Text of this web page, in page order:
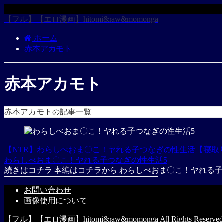
【フル】【エロ漫画】hitomi&raw&momonga
ホーム
赤本アカモト
赤本アカモト
赤本アカモトの記事一覧
【NTR】わらしべおま〇こ！ヤれる子つなぎの性生活【寝取
わらしべおま〇こ！ヤれる子つなぎの性生活5
続きはコチラ 本編はコチラから わらしべおま〇こ！ヤれる
お問い合わせ
画像使用について
【フル】【エロ漫画】hitomi&raw&momonga All Rights